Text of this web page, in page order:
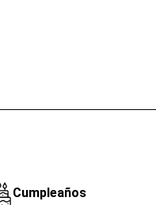
Cumpleaños